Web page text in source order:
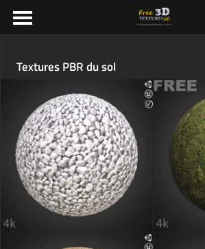
Textures PBR du sol